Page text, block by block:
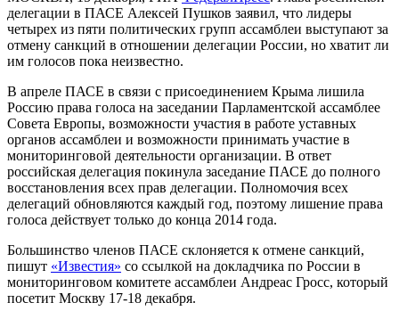
делегации в ПАСЕ Алексей Пушков заявил, что лидеры
четырех из пяти политических групп ассамблеи выступают за
отмену санкций в отношении делегации России, но хватит ли
им голосов пока неизвестно.
В апреле ПАСЕ в связи с присоединением Крыма лишила
Россию права голоса на заседании Парламентской ассамблее
Совета Европы, возможности участия в работе уставных
органов ассамблеи и возможности принимать участие в
мониторинговой деятельности организации. В ответ
российская делегация покинула заседание ПАСЕ до полного
восстановления всех прав делегации. Полномочия всех
делегаций обновляются каждый год, поэтому лишение права
голоса действует только до конца 2014 года.
Большинство членов ПАСЕ склоняется к отмене санкций,
пишут «Известия» со ссылкой на докладчика по России в
мониторинговом комитете ассамблеи Андреас Гросс, который
посетит Москву 17-18 декабря.